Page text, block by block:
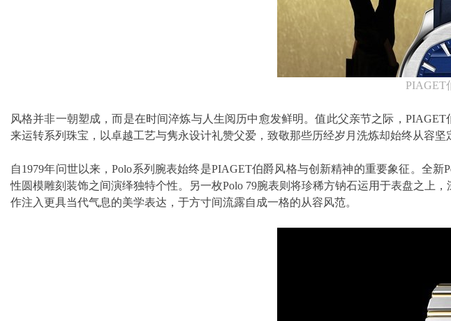
PIAGET
风格并非一朝塑成，而是在时间淬炼与人生阅历中愈发鲜明。值此父亲节之际，
来运转系列珠宝，以卓越工艺与隽永设计礼赞父爱，致敬那些历经岁月洗炼却始终从容坚
自1979年问世以来，Polo系列腕表始终是PIAGET伯爵风格与创新精神的重要象征。全
性圆模雕刻装饰之间演绎独特个性。另一枚Polo 79腕表则将珍稀方钠石运用于表盘之上
作注入更具当代气息的美学表达，于方寸间流露自成一格的从容风范。